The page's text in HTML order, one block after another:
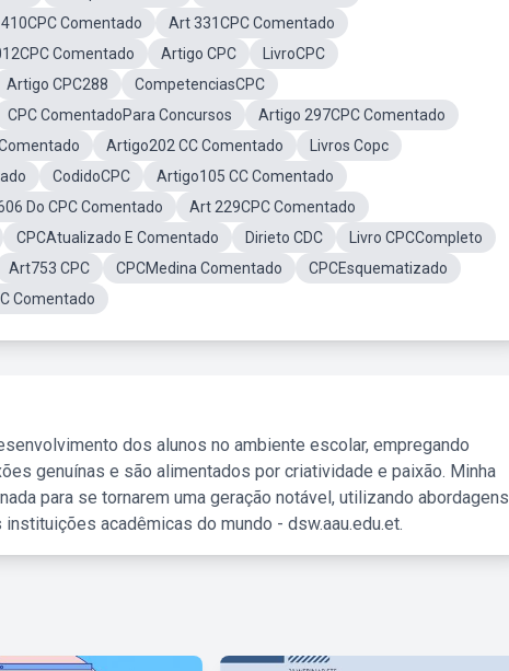
Comentado
Art 331CPC Comentado
Comentado Artigo CPC
LivroCPC
Artigo CPC288
CompetenciasCPC
CPC ComentadoPara Concursos
Artigo 297CPC Comentado
Artigo202 CC Comentado
Livros Copc
CodidoCPC
Artigo105 CC Comentado
Do CPC Comentado
Art 229CPC Comentado
CPCAtualizado E Comentado Dirieto CDC
Livro CPCCompleto
Art753 CPC CPCMedina Comentado
CPCEsquematizado
Comentado
dos alunos no ambiente escolar, empregando
genuínas e são alimentados por criatividade e paixão. Minha
para se tornarem uma geração notável, utilizando abordagens
acadêmicas do mundo - dsw.aau.edu.et.